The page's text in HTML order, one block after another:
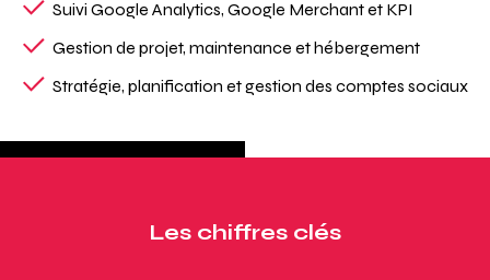
Suivi Google Analytics, Google Merchant et KPI
Gestion de projet, maintenance et hébergement
Stratégie, planification et gestion des comptes sociaux
Les chiffres clés